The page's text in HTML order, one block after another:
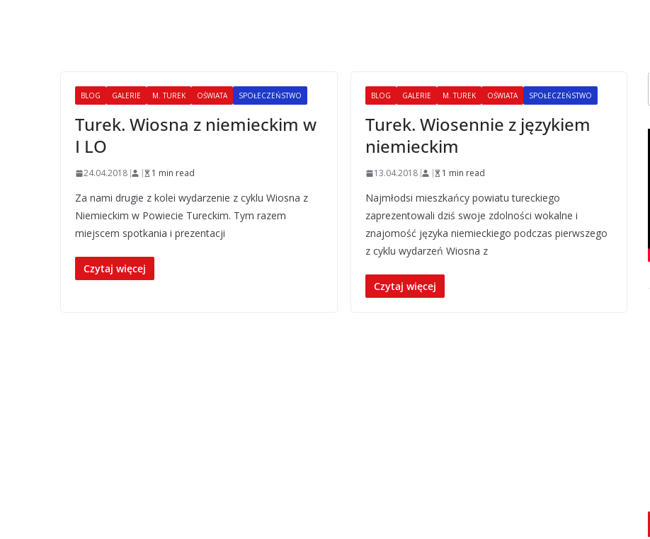
BLOG GALERIE M. TUREK OŚWIATA SPOŁECZEŃSTWO
Turek. Wiosna z niemieckim w
I LO
24.04.2018 1 min read
Za nami drugie z kolei wydarzenie z cyklu Wiosna z
Niemieckim w Powiecie Tureckim. Tym razem
miejscem spotkania i prezentacji
Czytaj więcej
BLOG GALERIE M. TUREK OŚWIATA SPOŁECZEŃSTWO
Turek. Wiosennie z językiem
niemieckim
13.04.2018 1 min read
Najmłodsi mieszkańcy powiatu tureckiego
zaprezentowali dziś swoje zdolności wokalne i
znajomość języka niemieckiego podczas pierwszego
z cyklu wydarzeń Wiosna z
Czytaj więcej